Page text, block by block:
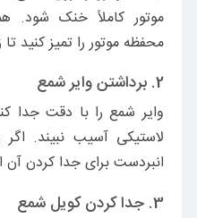
موتور کاملاً خنک شود.
محفظه موتور را تمیز کنید تا
2. برداشتن وایر شمع
وایر شمع را با دقت جدا
لاستیکی آسیب نبیند.
انبردست برای جدا کردن آن
3. جدا کردن کویل شمع